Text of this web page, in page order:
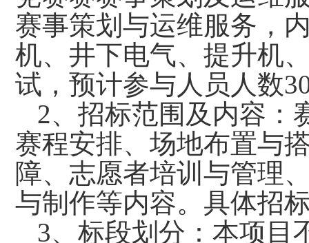
赛事策划与运维服务，
机、井下电气、提升机
试，预计参与人员人数
2、招标范围及内容：
赛程安排、场地布置与
障、志愿者培训与管理
与制作等内容。具体招
3、标段划分：本项目